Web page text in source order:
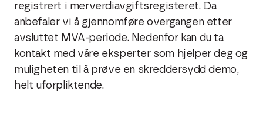
registrert i merverdiavgiftsregisteret. Da
anbefaler vi å gjennomføre overgangen etter
avsluttet MVA-periode. Nedenfor kan du ta
kontakt med våre eksperter som hjelper deg og
muligheten til å prøve en skreddersydd demo,
helt uforpliktende.